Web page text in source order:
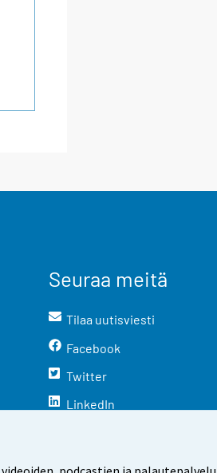
Seuraa meitä
Tilaa uutisviesti
Facebook
Twitter
LinkedIn